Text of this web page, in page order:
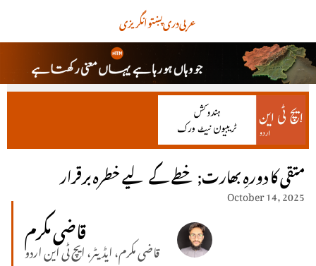
انگریزیپښتودریعربی
متقی کا دورہِ بھارت; خطے کے لیے خطرہ برقرار
October 14, 2025
قاضی مکرم
قاضی مکرم، ایڈیٹر، ایچ ٹی این اردو